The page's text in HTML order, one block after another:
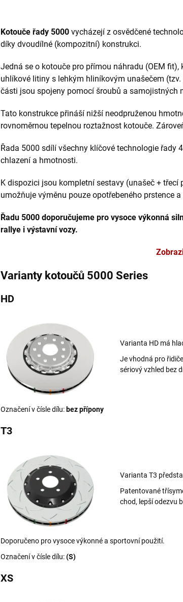
Kotouče řady 5000 vycházejí z osvědčené
díky dvoudílné (kompozitní) konstrukci.
Jedná se o kotouče pro přímou náhradu (OEM
uhlíkové litiny s lehkým hliníkovým unašečem
části jsou spojeny pomocí šroubů a samojistných
Tato konstrukce přináší nižší neodpruženou
rovnoměrnou tepelnou roztažnost kotouče.
Řada 5000 sdílí všechny klíčové technologie řady
chlazení a hmotnosti.
K dispozici jsou kompletní sestavy (unašeč +
umožňuje výměnu pouze opotřebeného prstence
Řadu 5000 doporučujeme pro vysoce výkonná
rallye i výstavní vozy.
Varianty kotoučů 5000 Series
HD
Varianta HD má
Je vhodná pro
sériový vzhled bez
Označení v čísle dílu: bez přípony
T3
Varianta T3
Patentované
chod, lepší odezvu
Doporučeno pro vysoce výkonné a sportovní použití.
Označení v čísle dílu:(S)
XS